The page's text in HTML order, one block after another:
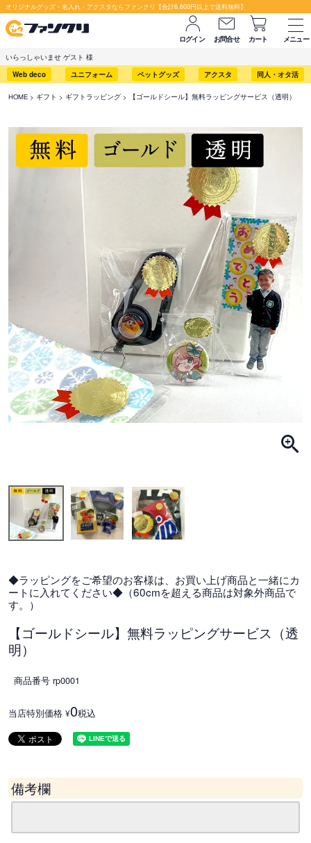
オリジナルグッズ・名入れ・アクスタならファンクリ【合計6,600円以上で送料無料】
ログイン お問合せ カート
メニュー
いらっしゃいませ ゲスト 様
Web deco
ユニフォーム ペットグッズ アクスタ 同人・オタ活
HOME ギフト ギフトラッピング 【ゴールドシール】無料ラッピングサービス（透明）
◆ラッピングをご希望のお客様は、お買い上げ商品と一緒にカ
ートに入れてください◆（60cmを超える商品は対象外商品で
す。）
【ゴールドシール】無料ラッピングサービス（透
明）
商品番号 rp0001
当店特別価格 ¥0税込
備考欄